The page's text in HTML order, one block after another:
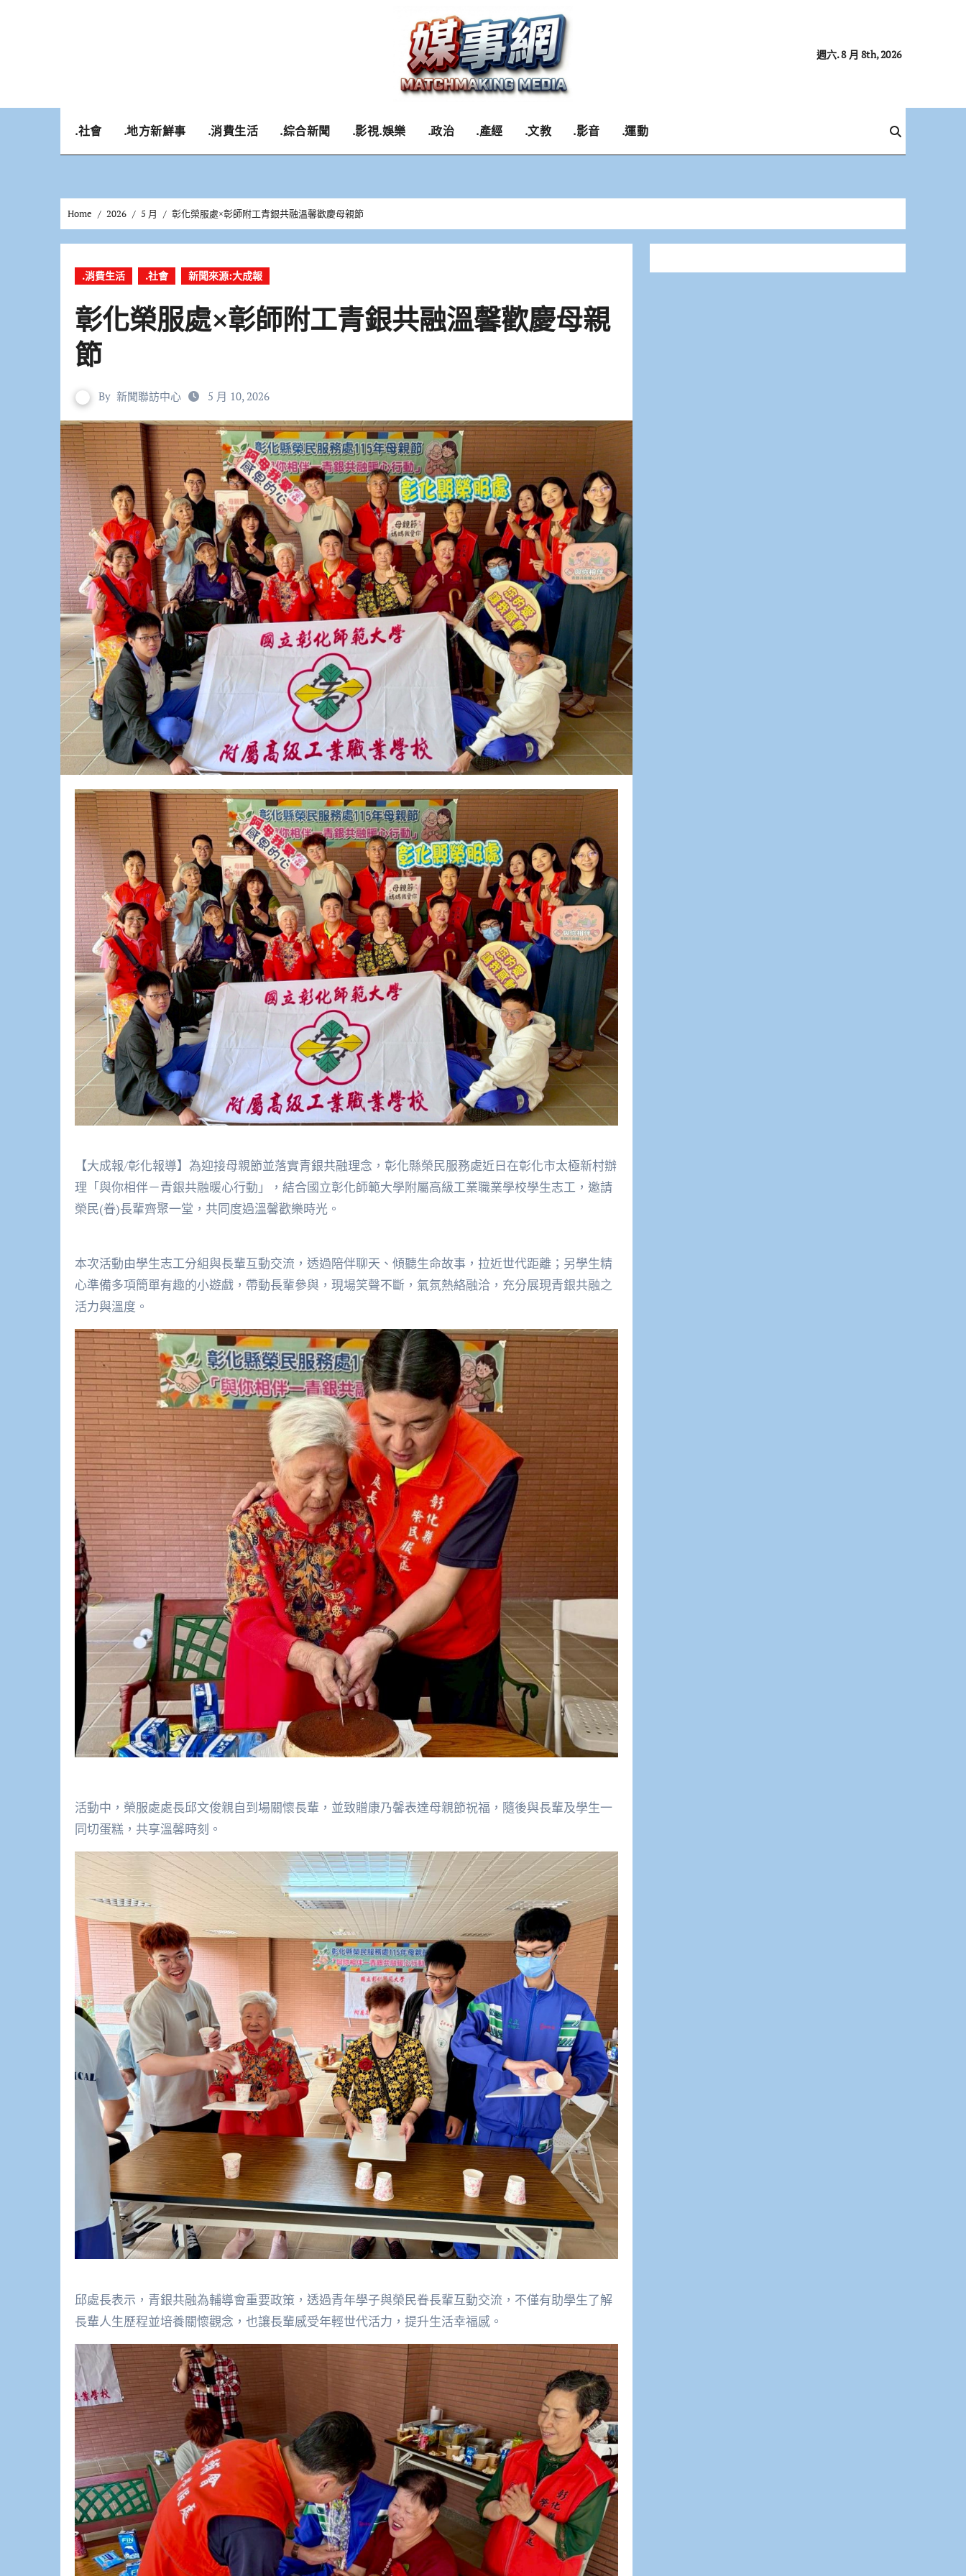
週六. 8 月 8th, 2026
.社會 .地方新鮮事 .消費生活 .綜合新聞 .影視.娛樂 .政治 .產經 .文教 .影音 .運動
Home 2026 5 月 彰化榮服處×彰師附工青銀共融溫馨歡慶母親節
.消費生活 .社會 新聞來源:大成報
彰化榮服處×彰師附工青銀共融溫馨歡慶母親
節
By 新聞聯訪中心 5 月 10, 2026
【大成報/彰化報導】為迎接母親節並落實青銀共融理念，彰化縣榮民服務處近日在彰化市太極新村辦
理「與你相伴－青銀共融暖心行動」，結合國立彰化師範大學附屬高級工業職業學校學生志工，邀請
榮民(眷)長輩齊聚一堂，共同度過溫馨歡樂時光。
本次活動由學生志工分組與長輩互動交流，透過陪伴聊天、傾聽生命故事，拉近世代距離；另學生精
心準備多項簡單有趣的小遊戲，帶動長輩參與，現場笑聲不斷，氣氛熱絡融洽，充分展現青銀共融之
活力與溫度。
活動中，榮服處處長邱文俊親自到場關懷長輩，並致贈康乃馨表達母親節祝福，隨後與長輩及學生一
同切蛋糕，共享溫馨時刻。
邱處長表示，青銀共融為輔導會重要政策，透過青年學子與榮民眷長輩互動交流，不僅有助學生了解
長輩人生歷程並培養關懷觀念，也讓長輩感受年輕世代活力，提升生活幸福感。